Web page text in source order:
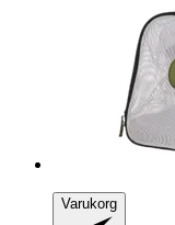
Varukorg